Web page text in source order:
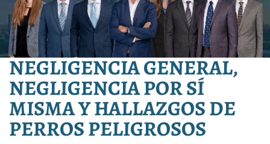
NEGLIGENCIA GENERAL,
NEGLIGENCIA POR SÍ
MISMA Y HALLAZGOS DE
PERROS PELIGROSOS